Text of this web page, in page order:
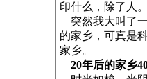
印什么，除了人
突然我大叫了
的家乡，可真是
家乡。
20年后的家乡